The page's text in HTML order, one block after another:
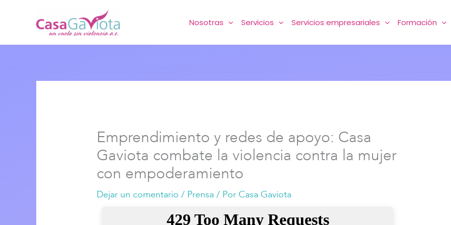
Nosotras Servicios Servicios empresariales Formación
Emprendimiento y redes de apoyo: Casa
Gaviota combate la violencia contra la mujer
con empoderamiento
Dejar un comentario / Prensa / Por Casa Gaviota